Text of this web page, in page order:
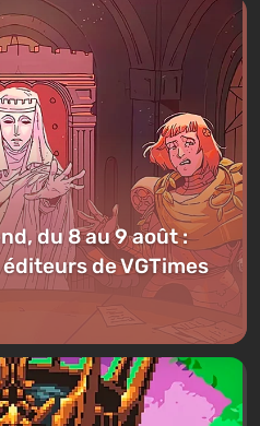
du 8 au 9 août :
de VGTimes